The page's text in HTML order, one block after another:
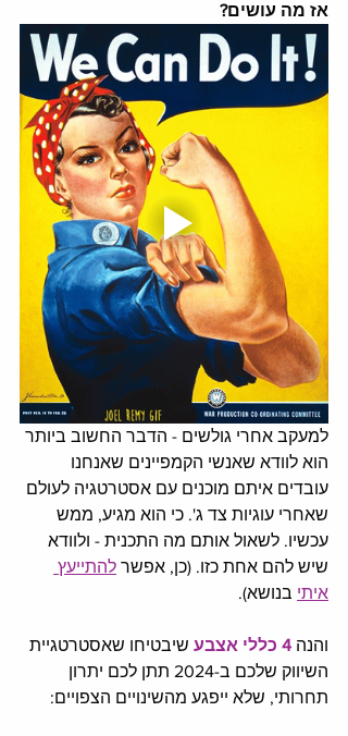
אז מה עושים?
למעקב אחרי גולשים - הדבר החשוב ביותר
הוא לוודא שאנשי הקמפיינים שאנחנו
עובדים איתם מוכנים עם אסטרטגיה לעולם
שאחרי עוגיות צד ג'. כי הוא מגיע, ממש
עכשיו. לשאול אותם מה התכנית - ולוודא
שיש להם אחת כזו. (כן, אפשר להתייעץ
איתי בנושא).
והנה
שיבטיחו שאסטרטגיית
השיווק שלכם ב-2024 תתן לכם יתרון
תחרותי, שלא ייפגע מהשינויים הצפויים: